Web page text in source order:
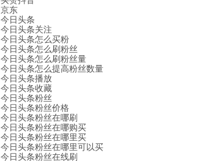
京东
今日头条
今日头条关注
今日头条怎么买粉
今日头条怎么刷粉丝
今日头条怎么刷粉丝量
今日头条怎么提高粉丝数量
今日头条播放
今日头条收藏
今日头条粉丝
今日头条粉丝价格
今日头条粉丝在哪刷
今日头条粉丝在哪购买
今日头条粉丝在哪里买
今日头条粉丝在哪里可以买
今日头条粉丝在线刷